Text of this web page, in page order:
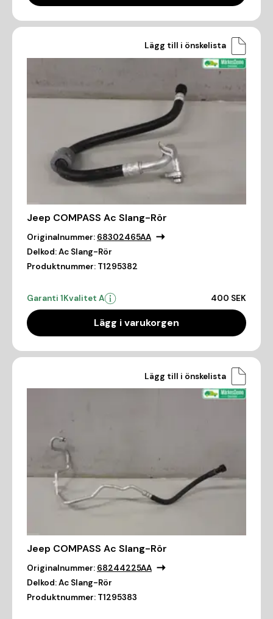
Lägg till i önskelista
Jeep COMPASS Ac Slang-Rör
Originalnummer: 68302465AA
Delkod:Ac Slang-Rör
Produktnummer: T1295382
Garanti 1Kvalitet A 400 SEK
Lägg i varukorgen
Lägg till i önskelista
Jeep COMPASS Ac Slang-Rör
Originalnummer: 68244225AA
Delkod:Ac Slang-Rör
Produktnummer: T1295383